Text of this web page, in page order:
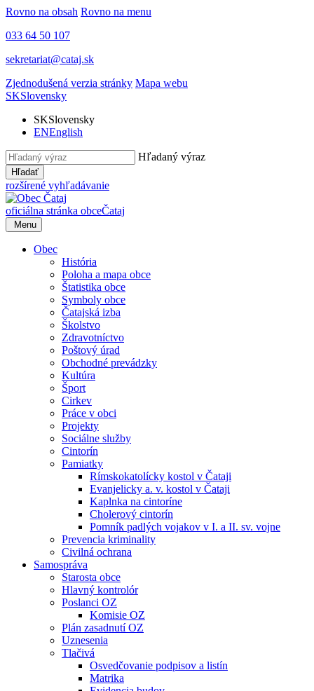
Rovno na obsah Rovno na menu
033 64 50 107
sekretariat@cataj.sk
Zjednodušená verzia stránky Mapa webu
SKSlovensky
SKSlovensky
ENEnglish
Hľadaný výraz
Hľadať
rozšírené vyhľadávanie
oficiálna stránka obceČataj
Menu
Obec
História
Poloha a mapa obce
Štatistika obce
Symboly obce
Čatajská izba
Školstvo
Zdravotníctvo
Poštový úrad
Obchodné prevádzky
Kultúra
Šport
Cirkev
Práce v obci
Projekty
Sociálne služby
Cintorín
Pamiatky
Rímskokatolícky kostol v Čataji
Evanjelicky a. v. kostol v Čataji
Kaplnka na cintoríne
Cholerový cintorín
Pomník padlých vojakov v I. a II. sv. vojne
Prevencia kriminality
Civilná ochrana
Samospráva
Starosta obce
Hlavný kontrolór
Poslanci OZ
Komisie OZ
Plán zasadnutí OZ
Uznesenia
Tlačivá
Osvedčovanie podpisov a listín
Matrika